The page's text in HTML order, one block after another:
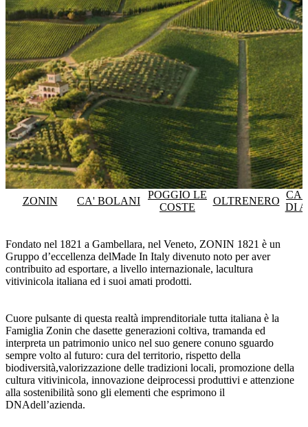
ZONIN CA' BOLANI
POGGIO LE
COSTE
OLTRENERO
DI
Fondato nel 1821 a Gambellara, nel Veneto, ZONIN 1821 è un
Gruppo d’eccellenza delMade In Italy divenuto noto per aver
contribuito ad esportare, a livello internazionale, lacultura
vitivinicola italiana ed i suoi amati prodotti.
Cuore pulsante di questa realtà imprenditoriale tutta italiana è la
Famiglia Zonin che dasette generazioni coltiva, tramanda ed
interpreta un patrimonio unico nel suo genere conuno sguardo
sempre volto al futuro: cura del territorio, rispetto della
biodiversità,valorizzazione delle tradizioni locali, promozione della
cultura vitivinicola, innovazione deiprocessi produttivi e attenzione
alla sostenibilità sono gli elementi che esprimono il
DNAdell’azienda.